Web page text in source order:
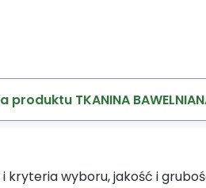
TKANINA
i kryteria wyboru, jakość i